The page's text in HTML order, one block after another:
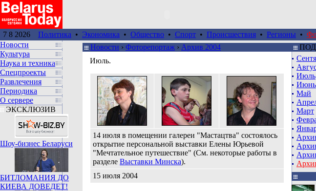
7 8 2026 Политика • Экономика • Общество • Спорт • Происшествия • Регионы •
Новости
Культура
Наука и техника
Спецпроекты
Развлечения
Периодика
О сервере
ЭКСКЛЮЗИВ
Шоу-бизнес Беларуси
БИТЛОМАНИЯ ДО
КИЕВА ДОВЕДЕТ!
Новости › Фоторепортаж › Архив 2004
Июль.
14 июля в помещении галереи "Мастацтва" состоялось
открытие персональной выставки Елены Юрьевой
"Мечтательное путешествие" (См. некоторые работы в
разделе Выставки Минска).
15 июля 2004
Июль
Июнь
Май
Март